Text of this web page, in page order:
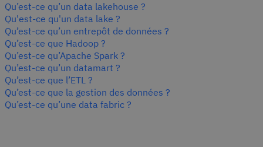
Qu’est-ce qu’un data lakehouse ?
Qu'est-ce qu'un data lake ?
Qu’est-ce qu’un entrepôt de données ?
Qu’est-ce que Hadoop ?
Qu’est-ce qu’Apache Spark ?
Qu’est-ce qu’un datamart ?
Qu’est-ce que l’ETL ?
Qu’est-ce que la gestion des données ?
Qu’est-ce qu’une data fabric ?